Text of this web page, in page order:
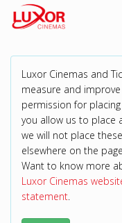
Luxor Cinemas and
measure and
permission for
you allow us to place
we will not place
elsewhere on the
Want to know more
Luxor Cinemas
statement.